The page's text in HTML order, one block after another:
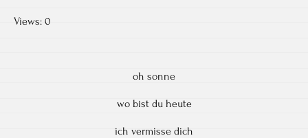
Views: 0
oh sonne
wo bist du heute
ich vermisse dich